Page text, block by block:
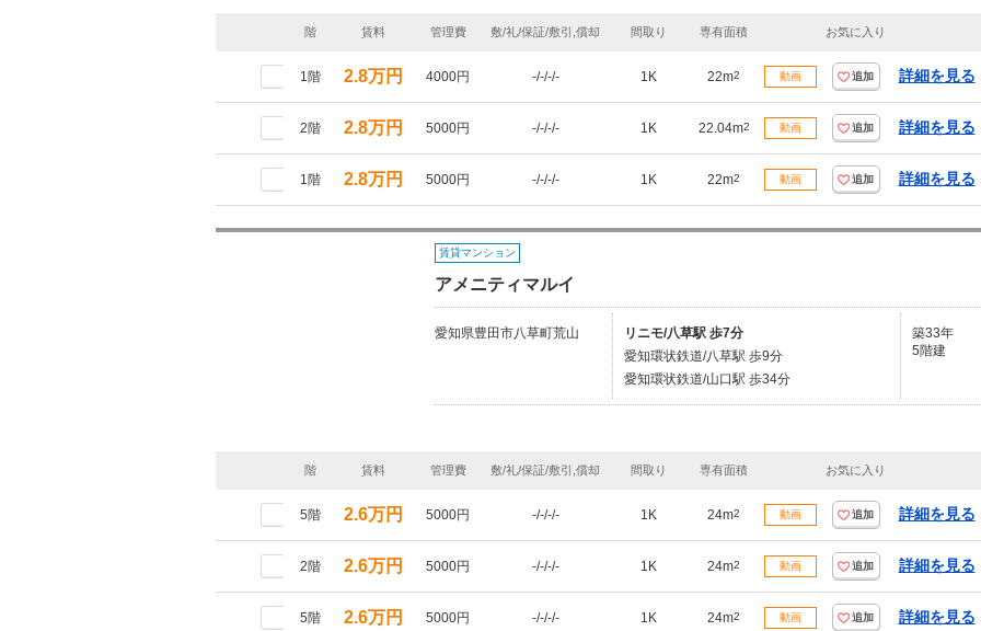
階 賃料 管理費 敷/礼/保証/敷引,償却 間取り 専有面積 お気に入り
1階 2.8万円 4000円 -/-/-/- 1K 22m2 動画 追加 詳細を見る
2階 2.8万円 5000円 -/-/-/- 1K 22.04m2 動画 追加 詳細を見る
1階 2.8万円 5000円 -/-/-/- 1K 22m2 動画 追加 詳細を見る
賃貸マンション
アメニティマルイ
愛知県豊田市八草町荒山
リニモ/八草駅 歩7分
愛知環状鉄道/八草駅 歩9分
愛知環状鉄道/山口駅 歩34分
築33年
5階建
階 賃料 管理費 敷/礼/保証/敷引,償却 間取り 専有面積 お気に入り
5階 2.6万円 5000円 -/-/-/- 1K 24m2 動画 追加 詳細を見る
2階 2.6万円 5000円 -/-/-/- 1K 24m2 動画 追加 詳細を見る
5階 2.6万円 5000円 -/-/-/- 1K 24m2 動画 追加 詳細を見る